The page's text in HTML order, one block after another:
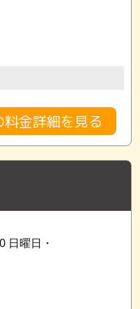
金詳細を見る
日曜日・